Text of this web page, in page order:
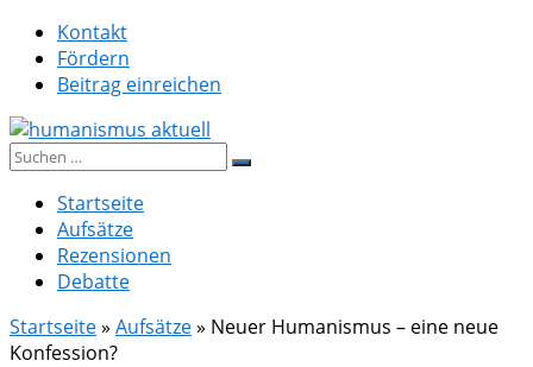
Zum
Inhalt
springen
Kontakt
Fördern
Beitrag einreichen
humanismus aktuell
Suche
Startseite
Aufsätze
Rezensionen
Debatte
Startseite» Aufsätze» Neuer Humanismus – eine neue
Konfession?